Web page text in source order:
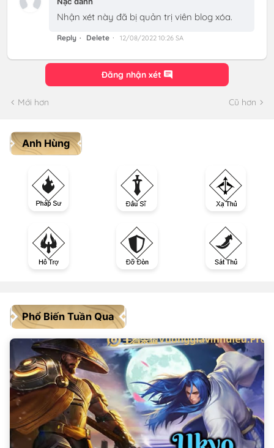
Nhận xét này đã bị quản trị viên blog xóa.
Reply Delete 12/08/2022 10:26 SA
Đăng nhận xét
Mới hơn Cũ hơn
Anh Hùng
Phổ Biến Tuần Qua